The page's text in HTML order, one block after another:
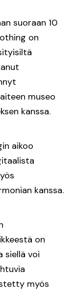
suoraan 10
on
museo
kanssa.
aikoo
kanssa.
on
siellä voi
myös